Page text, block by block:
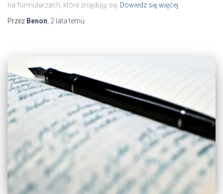
na formularzach, które znajdują się Dowiedz się więcej
Przez Benon 2 latatemu